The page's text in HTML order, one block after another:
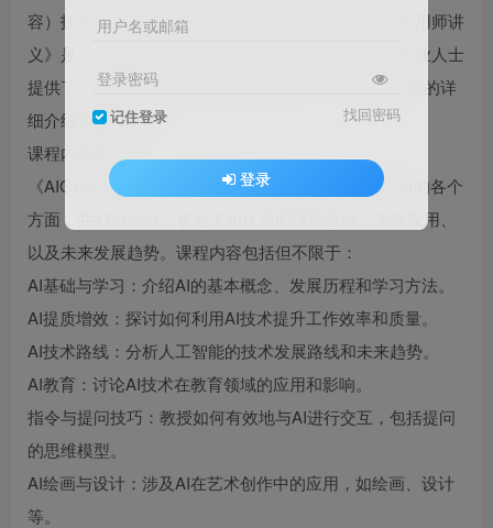
容）技术已成为创新和生产力提升的关键。《AIGC应用师讲
义》是一份全面的指南，为有志于掌握AIGC技术的专业人士
提供了一套系统的学习框架和实践指导。以下是该课程的详
细介绍和推荐理由：
课程内容概览
《AIGC应用师讲义》涵盖了从AI基础认知到高级应用的各个
方面，共47讲内容，覆盖了AI技术的理论基础、实际应用、
以及未来发展趋势。课程内容包括但不限于：
AI基础与学习：介绍AI的基本概念、发展历程和学习方法。
AI提质增效：探讨如何利用AI技术提升工作效率和质量。
AI技术路线：分析人工智能的技术发展路线和未来趋势。
AI教育：讨论AI技术在教育领域的应用和影响。
指令与提问技巧：教授如何有效地与AI进行交互，包括提问
的思维模型。
AI绘画与设计：涉及AI在艺术创作中的应用，如绘画、设计
等。
用户名或邮箱
登录密码
记住登录 找回密码
登录